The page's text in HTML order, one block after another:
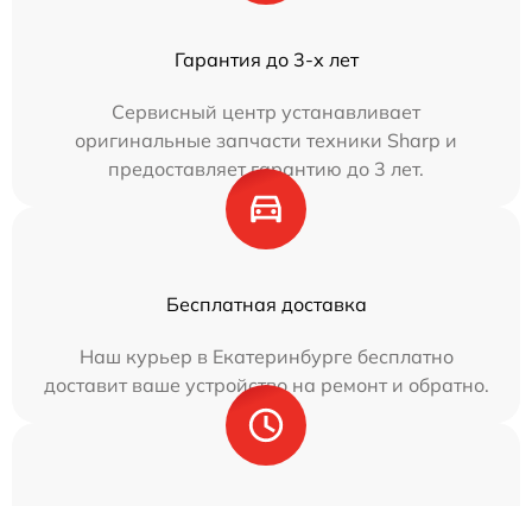
Гарантия до 3-х лет
Сервисный центр устанавливает
оригинальные запчасти техники Sharp и
предоставляет гарантию до 3 лет.
Бесплатная доставка
Наш курьер в Екатеринбурге бесплатно
доставит ваше устройство на ремонт и обратно.